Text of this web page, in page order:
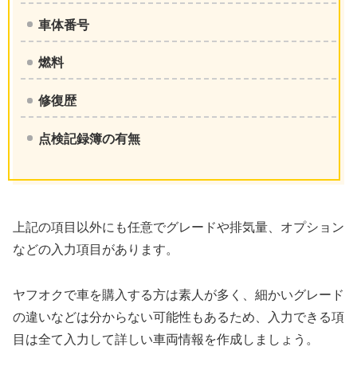
車体番号
燃料
修復歴
点検記録簿の有無
上記の項目以外にも任意でグレードや排気量、オプション
などの入力項目があります。
ヤフオクで車を購入する方は素人が多く、細かいグレード
の違いなどは分からない可能性もあるため、入力できる項
目は全て入力して詳しい車両情報を作成しましょう。